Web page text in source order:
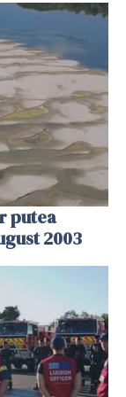
putea
2003